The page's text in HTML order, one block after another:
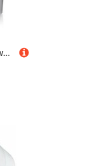
Hausa Anti Schimmel Farbe weiß Feuchtraum Wandfarbe hochdeckende Spezialfarbe für Keller Bad Küche dauerhafter Schutz gegen Schimmel an feuchten Oberflächen anwendbar atmungsaktiv abwaschbar, 10kg